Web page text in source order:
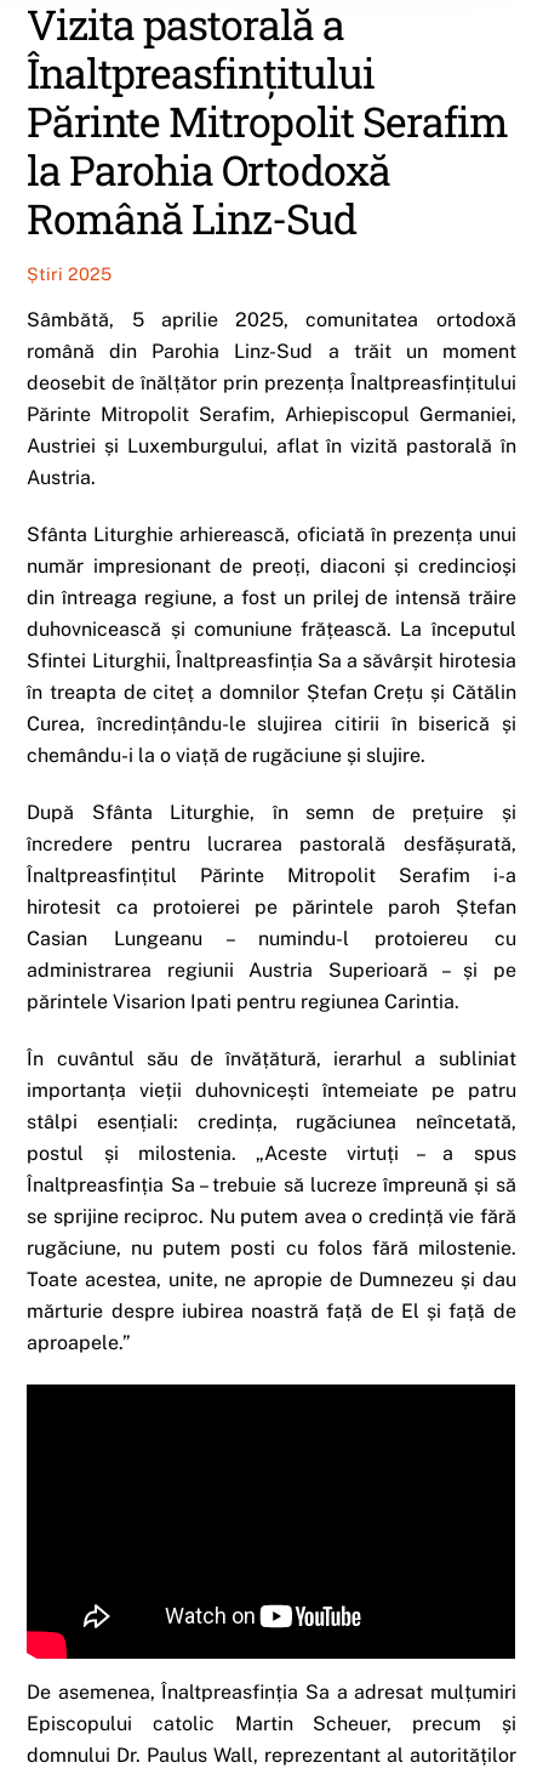
Vizita pastorală a
Înaltpreasfințitului
Părinte Mitropolit Serafim
la Parohia Ortodoxă
Română Linz-Sud
Știri 2025
Sâmbătă, 5 aprilie 2025, comunitatea ortodoxă
română din Parohia Linz-Sud a trăit un moment
deosebit de înălțător prin prezența Înaltpreasfințitului
Părinte Mitropolit Serafim, Arhiepiscopul Germaniei,
Austriei și Luxemburgului, aflat în vizită pastorală în
Austria.
Sfânta Liturghie arhierească, oficiată în prezența unui
număr impresionant de preoți, diaconi și credincioși
din întreaga regiune, a fost un prilej de intensă trăire
duhovnicească și comuniune frățească. La începutul
Sfintei Liturghii, Înaltpreasfinția Sa a săvârșit hirotesia
în treapta de citeț a domnilor Ștefan Crețu și Cătălin
Curea, încredințându-le slujirea citirii în biserică și
chemându-i la o viață de rugăciune și slujire.
După Sfânta Liturghie, în semn de prețuire și
încredere pentru lucrarea pastorală desfășurată,
Înaltpreasfințitul Părinte Mitropolit Serafim i-a
hirotesit ca protoierei pe părintele paroh Ștefan
Casian Lungeanu – numindu-l protoiereu cu
administrarea regiunii Austria Superioară – și pe
părintele Visarion Ipati pentru regiunea Carintia.
În cuvântul său de învățătură, ierarhul a subliniat
importanța vieții duhovnicești întemeiate pe patru
stâlpi esențiali: credința, rugăciunea neîncetată,
postul și milostenia. „Aceste virtuți – a spus
Înaltpreasfinția Sa – trebuie să lucreze împreună și să
se sprijine reciproc. Nu putem avea o credință vie fără
rugăciune, nu putem posti cu folos fără milostenie.
Toate acestea, unite, ne apropie de Dumnezeu și dau
mărturie despre iubirea noastră față de El și față de
aproapele.”
De asemenea, Înaltpreasfinția Sa a adresat mulțumiri
Episcopului catolic Martin Scheuer, precum și
domnului Dr. Paulus Wall, reprezentant al autorităților